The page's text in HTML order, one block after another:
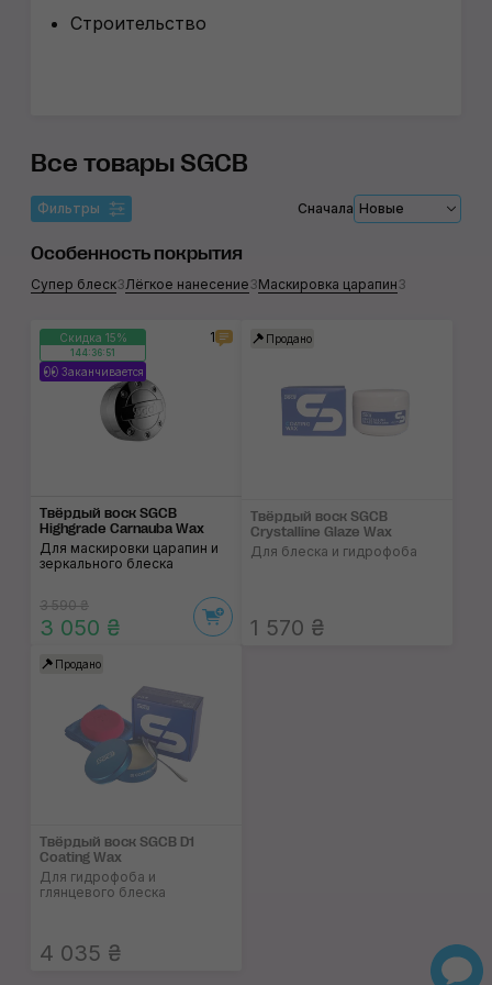
Строительство
Все товары SGCB
Фильтры Сначала Новые
Особенность покрытия
Супер блеск3Лёгкое нанесение3Маскировка царапин3
Скидка 15%
144:36:51
Заканчивается
1
Твёрдый воск SGCB
Highgrade Carnauba Wax
Для маскировки царапин и
зеркального блеска
3 590 ₴
3 050 ₴
Продано
Твёрдый воск SGCB
Crystalline Glaze Wax
Для блеска и гидрофоба
1 570 ₴
Продано
Твёрдый воск SGCB D1
Coating Wax
Для гидрофоба и
глянцевого блеска
4 035 ₴